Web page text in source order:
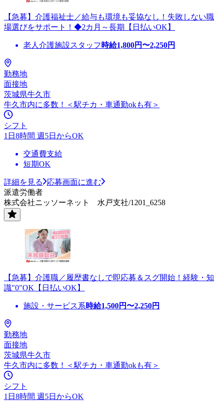
【急募】介護福祉士／給与も環境も妥協なし！失敗しない職
場選びをサポート！◆2カ月～長期【日払いOK】
老人介護施設スタッフ 時給1,800円〜2,250円
勤務地
面接地
茨城県牛久市
牛久市内に多数！＜駅チカ・車通勤okも有＞
シフト
1日8時間 週5日からOK
交通費支給
短期OK
詳細を見る
応募画面に進む
派遣労働者
株式会社ニッソーネット 水戸支社/1201_6258
【急募】介護職／履歴書なしで即応募＆スグ開始！経験・知
識"0"OK【日払いOK】
施設・サービス系時給1,500円〜2,250円
勤務地
面接地
茨城県牛久市
牛久市内に多数！＜駅チカ・車通勤okも有＞
シフト
1日8時間 週5日からOK